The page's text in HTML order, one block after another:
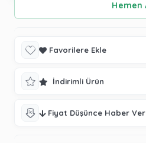
Favorilere Ekle
İndirimli Ürün
Fiyat Düşünce Haber Ver